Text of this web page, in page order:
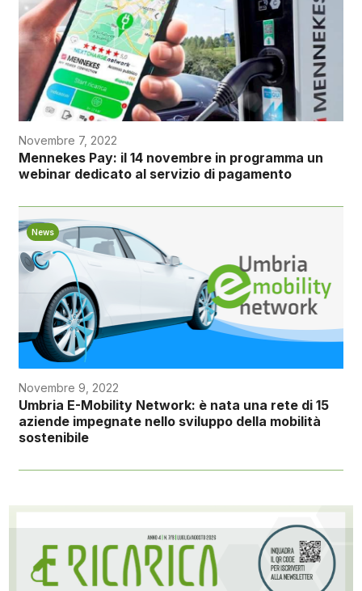
Novembre 7, 2022
Mennekes Pay: il 14 novembre in programma un
webinar dedicato al servizio di pagamento
News
Novembre 9, 2022
Umbria E-Mobility Network: è nata una rete di 15
aziende impegnate nello sviluppo della mobilità
sostenibile